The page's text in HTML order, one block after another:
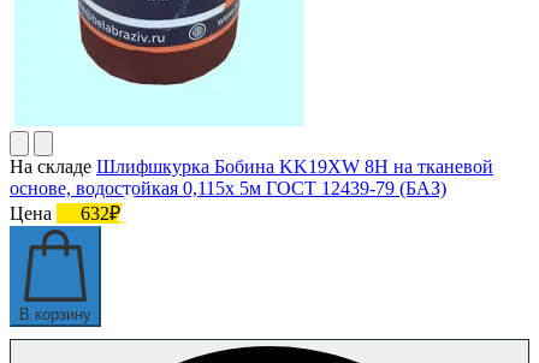
На складе Шлифшкурка Бобина KK19XW 8H на тканевой
основе, водостойкая 0,115х 5м ГОСТ 12439-79 (БАЗ)
Цена
632₽
В корзину